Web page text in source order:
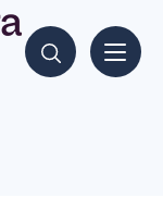
Hae sisältöjä